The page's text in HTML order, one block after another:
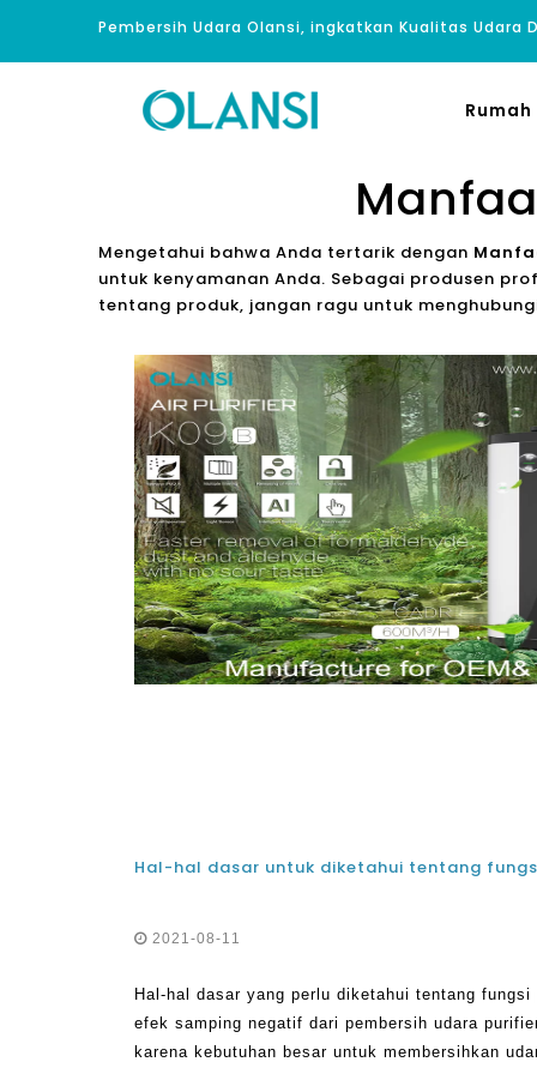
Pembersih Udara Olansi, ingkatkan Kualitas Udara
Rumah
Mengetahui bahwa Anda tertarik dengan
untuk kenyamanan Anda. Sebagai produsen
tentang produk, jangan ragu untuk
2021-08-11
Hal-hal dasar yang perlu diketahui tentang
efek samping negatif dari pembersih udara
karena kebutuhan besar untuk membersihkan